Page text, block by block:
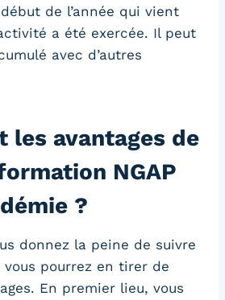
de l’année qui vient
a été exercée. Il peut
avec d’autres
les avantages de
NGAP
?
donnez la peine de suivre
pourrez en tirer de
En premier lieu, vous